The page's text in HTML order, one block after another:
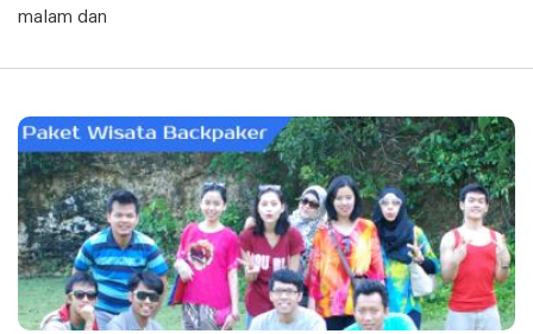
malam dan